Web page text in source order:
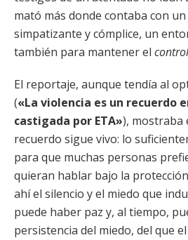
mató más donde contaba con
simpatizante y cómplice, un
también para mantener el
El reportaje, aunque tendía al
(«La violencia es un recuerdo
castigada por ETA»), mostraba
recuerdo sigue vivo: lo
para que muchas personas
quieran hablar bajo la
ahí el silencio y el miedo que
puede haber paz y, al tiempo,
persistencia del miedo, del que